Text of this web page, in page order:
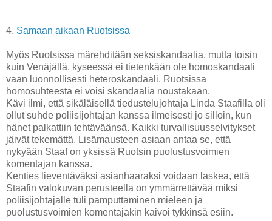
4. Samaan aikaan Ruotsissa
Myös Ruotsissa märehditään seksiskandaalia, mutta toisin
kuin Venäjällä, kyseessä ei tietenkään ole homoskandaali
vaan luonnollisesti heteroskandaali. Ruotsissa
homosuhteesta ei voisi skandaalia noustakaan.
Kävi ilmi, että sikäläisellä tiedustelujohtaja Linda Staafilla oli
ollut suhde poliisijohtajan kanssa ilmeisesti jo silloin, kun
hänet palkattiin tehtäväänsä. Kaikki turvallisuusselvitykset
jäivät tekemättä. Lisämausteen asiaan antaa se, että
nykyään Staaf on yksissä Ruotsin puolustusvoimien
komentajan kanssa.
Kenties lieventäväksi asianhaaraksi voidaan laskea, että
Staafin valokuvan perusteella on ymmärrettävää miksi
poliisijohtajalle tuli pamputtaminen mieleen ja
puolustusvoimien komentajakin kaivoi tykkinsä esiin.